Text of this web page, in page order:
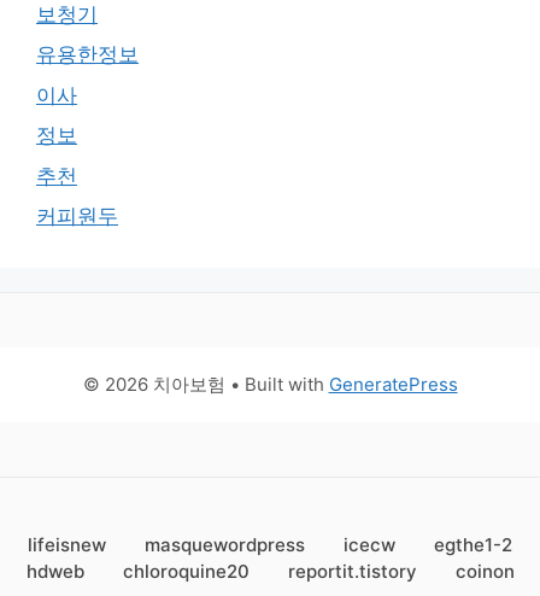
보청기
유용한정보
이사
정보
추천
커피원두
© 2026 치아보험 • Built with GeneratePress
lifeisnew masquewordpress icecw
egthe1-2
hdweb
chloroquine20 reportit.tistory coinon